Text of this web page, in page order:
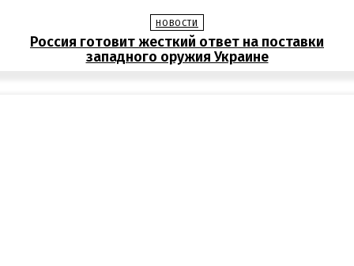
НОВОСТИ
Россия готовит жесткий ответ на поставки
западного оружия Украине